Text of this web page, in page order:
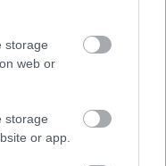
storage
web or
storage
or app.
ugrást
generációs
utal a Legion Go
és olcsóbb